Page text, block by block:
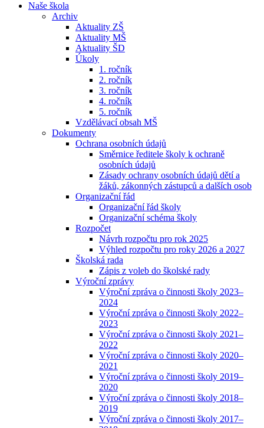
Naše škola
Archiv
Aktuality ZŠ
Aktuality MŠ
Aktuality ŠD
Úkoly
1. ročník
2. ročník
3. ročník
4. ročník
5. ročník
Vzdělávací obsah MŠ
Dokumenty
Ochrana osobních údajů
Směrnice ředitele školy k ochraně
osobních údajů
Zásady ochrany osobních údajů dětí a
žáků, zákonných zástupců a dalších osob
Organizační řád
Organizační řád školy
Organizační schéma školy
Rozpočet
Návrh rozpočtu pro rok 2025
Výhled rozpočtu pro roky 2026 a 2027
Školská rada
Zápis z voleb do školské rady
Výroční zprávy
Výroční zpráva o činnosti školy 2023–
2024
Výroční zpráva o činnosti školy 2022–
2023
Výroční zpráva o činnosti školy 2021–
2022
Výroční zpráva o činnosti školy 2020–
2021
Výroční zpráva o činnosti školy 2019–
2020
Výroční zpráva o činnosti školy 2018–
2019
Výroční zpráva o činnosti školy 2017–